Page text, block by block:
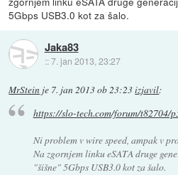
5Gbps USB3.0 kot za šalo.
Jaka83
::7. jan 2013, 23:27
MrStein je 7. jan 2013 ob 23:23izjavil:
https://slo-tech.com/forum/t82704/
Ni problem v wire speed, ampak v
Na zgornjem linku eSATA druge
"šišne" 5Gbps USB3.0 kot za šalo.